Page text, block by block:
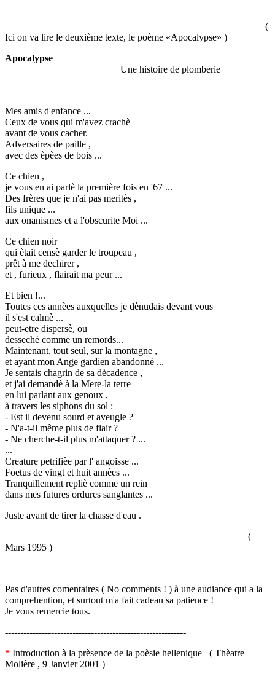
(
Ici on va lire le deuxième texte, le poème «Apocalypse» )
Apocalypse
Une histoire de plomberie
Mes amis d'enfance ...
Ceux de vous qui m'avez crachè
avant de vous cacher.
Adversaires de paille ,
avec des èpèes de bois ...
Ce chien ,
je vous en ai parlè la première fois en '67 ...
Des frères que je n'ai pas meritès ,
fils unique ...
aux onanismes et a l'obscurite Moi ...
Ce chien noir
qui ètait censè garder le troupeau ,
prêt à me dechirer ,
et , furieux , flairait ma peur ...
Et bien !...
Toutes ces annèes auxquelles je dènudais devant vous
il s'est calmè ...
peut-etre dispersè, ou
dessechè comme un remords...
Maintenant, tout seul, sur la montagne ,
et ayant mon Ange gardien abandonnè ...
Je sentais chagrin de sa dècadence ,
et j'ai demandè à la Mere-la terre
en lui parlant aux genoux ,
à travers les siphons du sol :
- Est il devenu sourd et aveugle ?
- N'a-t-il même plus de flair ?
- Ne cherche-t-il plus m'attaquer ? ...
...
Creature petrifièe par l' angoisse ...
Foetus de vingt et huit annèes ...
Tranquillement repliè comme un rein
dans mes futures ordures sanglantes ...
Juste avant de tirer la chasse d'eau .
(
Mars 1995 )
Pas d'autres comentaires ( No comments ! ) à une audiance qui a la
comprehention, et surtout m'a fait cadeau sa patience !
Je vous remercie tous.
-----------------------------------------------------------
* Introduction à la prèsence de la poèsie hellenique ( Thèatre
Molière , 9 Janvier 2001 )